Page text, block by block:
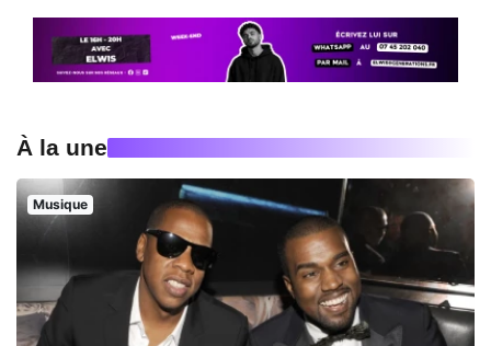
À la une
Musique